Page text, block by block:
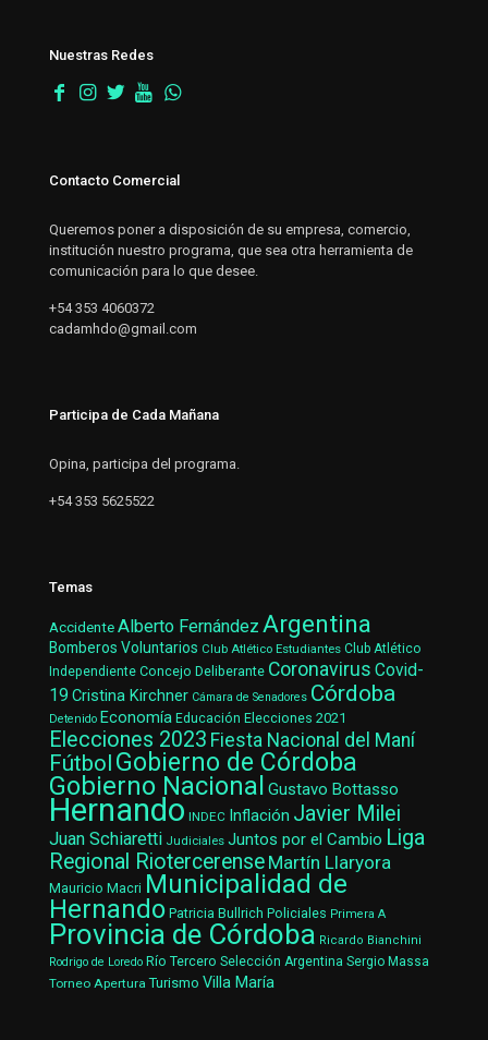
Nuestras Redes
Contacto Comercial
Queremos poner a disposición de su empresa, comercio,
institución nuestro programa, que sea otra herramienta de
comunicación para lo que desee.
+54 353 4060372
cadamhdo@gmail.com
Participa de Cada Mañana
Opina, participa del programa.
+54 353 5625522
Temas
AccidenteAlberto Fernández Argentina
Bomberos Voluntarios Club Atlético Estudiantes Club Atlético
Independiente Concejo Deliberante Coronavirus Covid-
19 Cristina Kirchner Cámara de Senadores Córdoba
Detenido Economía Educación Elecciones 2021
Elecciones 2023 Fiesta Nacional del Maní
Fútbol Gobierno de Córdoba
Gobierno Nacional Gustavo Bottasso
Hernando INDEC Inflación Javier Milei
Juan Schiaretti Judiciales Juntos por el Cambio Liga
Regional Riotercerense Martín Llaryora
Mauricio Macri Municipalidad de
Hernando Patricia Bullrich Policiales Primera A
Provincia de Córdoba Ricardo Bianchini
Rodrigo de Loredo Río Tercero Selección Argentina Sergio Massa
Torneo Apertura Turismo Villa María